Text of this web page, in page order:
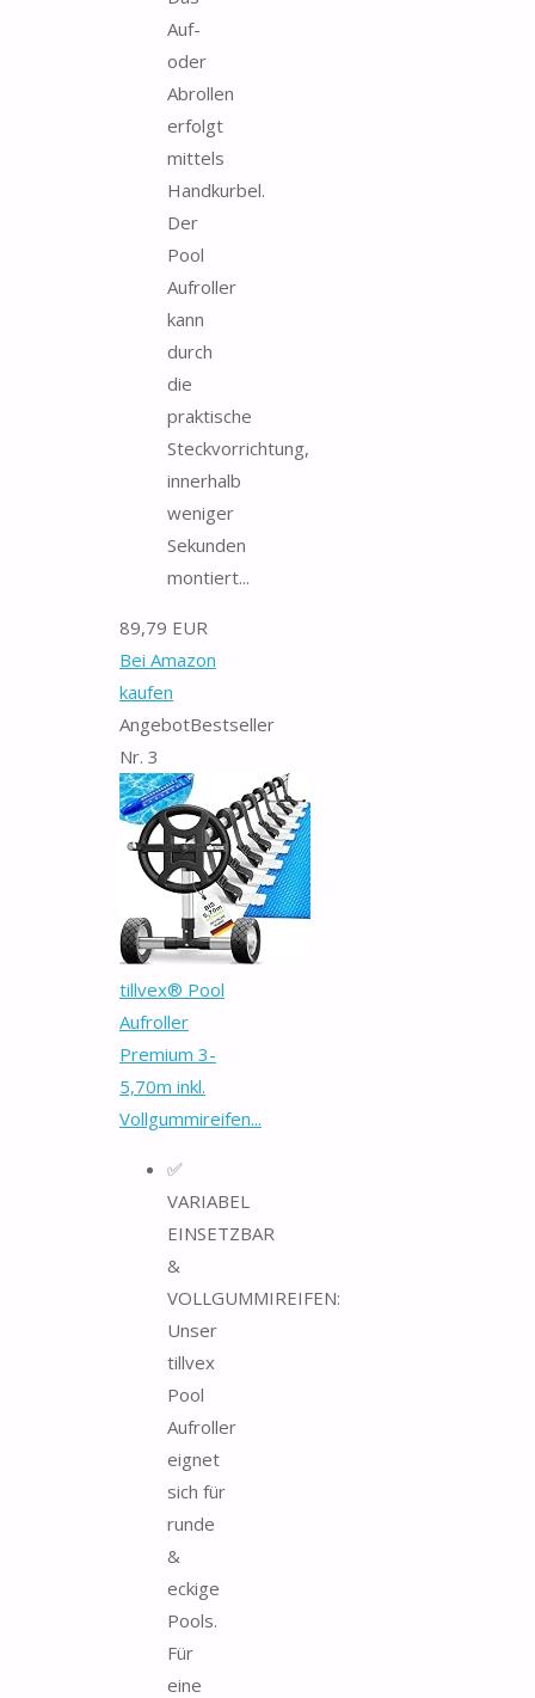
Auf-
oder
Abrollen
erfolgt
mittels
Handkurbel.
Der
Pool
Aufroller
kann
durch
die
praktische
Steckvorrichtung,
innerhalb
weniger
Sekunden
montiert...
89,79 EUR
Bei Amazon
kaufen
AngebotBestseller
Nr. 3
tillvex® Pool
Aufroller
Premium 3-
5,70m inkl.
Vollgummireifen...
✅
VARIABEL
EINSETZBAR
&
VOLLGUMMIREIFEN:
Unser
tillvex
Pool
Aufroller
eignet
sich für
runde
&
eckige
Pools.
Für
eine